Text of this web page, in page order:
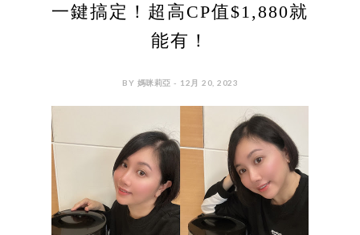
一鍵搞定！超高CP值$1,880就
能有！
BY 媽咪莉亞 - 12月 20, 2023